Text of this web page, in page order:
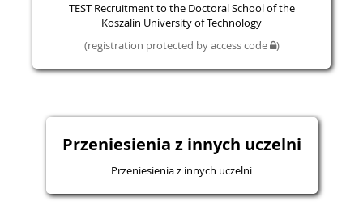
TEST Recruitment to the Doctoral School of the
Koszalin University of Technology
(registration protected by access code )
Przeniesienia z innych uczelni
Przeniesienia z innych uczelni